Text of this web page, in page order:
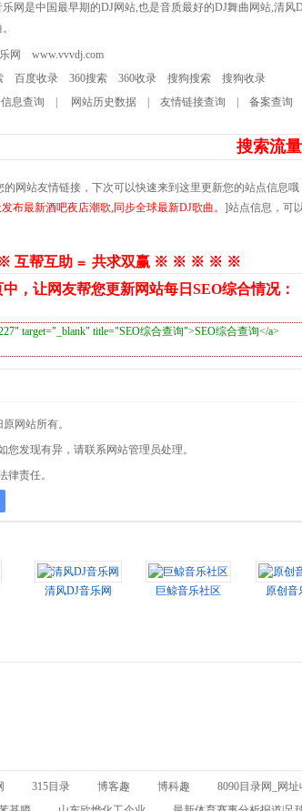
乐网是中国最早期的DJ网站,也是音质最好的DJ舞曲网站,清风
网
www.vvvdj.com
百度收录 360搜索 360收录 搜狗搜索
搜狗收录
息查询 网站历史数据 友情链接查询 备案查询
搜索流
网站友情链接，下次可以快速来到这里更新您的站点信息
布最新酒吧夜店潮歌,同步全球最新DJ歌曲。 ]站点信息，可
帮互助 ≌ 共求双赢 ※ ※ ※ ※ ※
，让网友帮您更新网站每日SEO综合情况：
网站所有。
发现有异，请联系网站管理员处理。
责任。
清风DJ音乐网 巨鲸音乐社区 原创音
315目录 博客趣 博科趣 8090目录网_网